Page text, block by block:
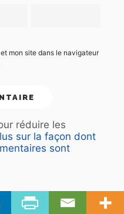
mon site dans le navigateur
réduire les
sur la façon dont
sont